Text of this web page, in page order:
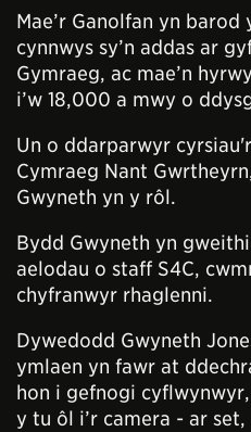
Mae’r Ganolfan yn
cynnwys sy’n addas ar
Gymraeg, ac mae’n
i’w 18,000 a mwy o
Un o ddarparwyr
Cymraeg Nant
Gwyneth yn y rôl.
Bydd Gwyneth yn
aelodau o staff S4C,
chyfranwyr rhaglenni.
Dywedodd Gwyneth
ymlaen yn fawr at
hon i gefnogi
y tu ôl i’r camera - ar